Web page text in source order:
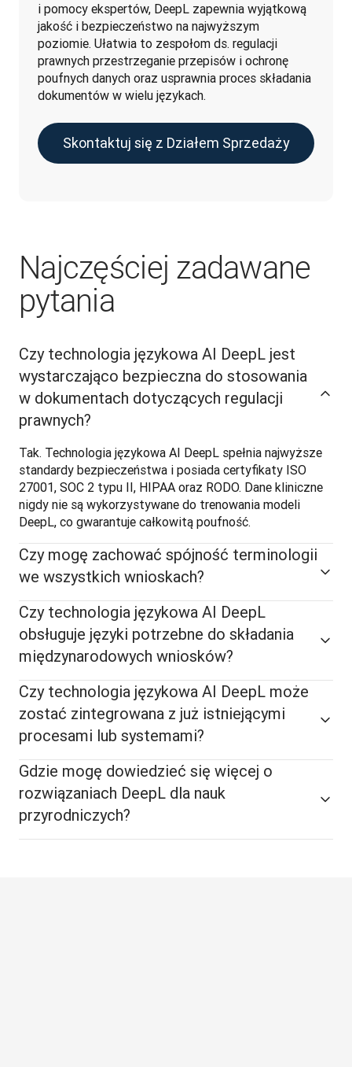
i pomocy ekspertów, DeepL zapewnia wyjątkową
jakość i bezpieczeństwo na najwyższym
poziomie. Ułatwia to zespołom ds. regulacji
prawnych przestrzeganie przepisów i ochronę
poufnych danych oraz usprawnia proces składania
dokumentów w wielu językach.
Skontaktuj się z Działem Sprzedaży
Najczęściej zadawane
pytania
Czy technologia językowa AI DeepL jest
wystarczająco bezpieczna do stosowania
w dokumentach dotyczących regulacji
prawnych?
Tak. Technologia językowa AI DeepL spełnia najwyższe
standardy bezpieczeństwa i posiada certyfikaty ISO
27001, SOC 2 typu II, HIPAA oraz RODO. Dane kliniczne
nigdy nie są wykorzystywane do trenowania modeli
DeepL, co gwarantuje całkowitą poufność.
Czy mogę zachować spójność terminologii
we wszystkich wnioskach?
Czy technologia językowa AI DeepL
obsługuje języki potrzebne do składania
międzynarodowych wniosków?
Czy technologia językowa AI DeepL może
zostać zintegrowana z już istniejącymi
procesami lub systemami?
Gdzie mogę dowiedzieć się więcej o
rozwiązaniach DeepL dla nauk
przyrodniczych?